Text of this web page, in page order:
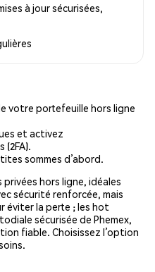
à jour sécurisées,
votre portefeuille hors ligne
et activez
sommes d’abord.
hors ligne, idéales
sécurité renforcée, mais
éviter la perte ; les hot
sécurisée de Phemex,
fiable. Choisissez l’option